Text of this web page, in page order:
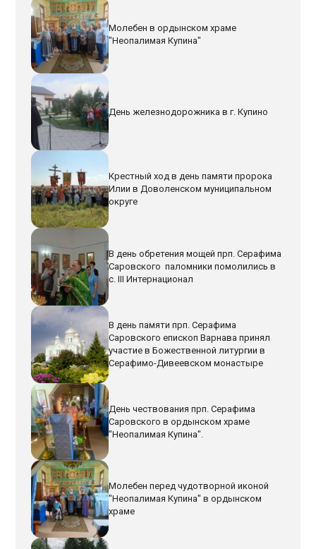
Молебен в ордынском храме
"Неопалимая Купина"
День железнодорожника в г. Купино
Крестный ход в день памяти пророка
Илии в Доволенском муниципальном
округе
В день обретения мощей прп. Серафима
Саровского паломники помолились в
с. III Интернационал
В день памяти прп. Серафима
Саровского епископ Варнава принял
участие в Божественной литургии в
Серафимо-Дивеевском монастыре
День чествования прп. Серафима
Саровского в ордынском храме
"Неопалимая Купина".
Молебен перед чудотворной иконой
"Неопалимая Купина" в ордынском
храме